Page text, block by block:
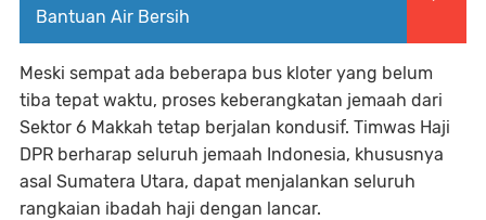
Bantuan Air Bersih
Meski sempat ada beberapa bus kloter yang belum
tiba tepat waktu, proses keberangkatan jemaah dari
Sektor 6 Makkah tetap berjalan kondusif. Timwas Haji
DPR berharap seluruh jemaah Indonesia, khususnya
asal Sumatera Utara, dapat menjalankan seluruh
rangkaian ibadah haji dengan lancar.